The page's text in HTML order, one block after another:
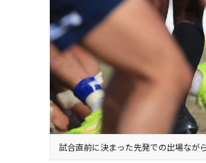
試合直前に決まった先発での出場なが